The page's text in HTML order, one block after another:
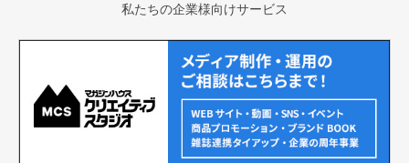
口座やクレジットカード等の正当性を金融機関、
カード会社等に確認する場合。
利用目的の達成に必要な範囲内で個人情報の取扱
いを第三者に委託する場合。なお、個人情報の処
理を外部に委託する場合は、適正な委託先を選定
するとともに個人情報保護に関する契約を委託先
私たちの企業様向けサービス